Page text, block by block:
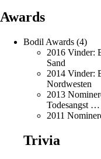
Awards
Bodil Awards (4)
2016 Vinder:
Sand
2014 Vinder:
Nordwesten
2013
Todesangst …
2011
Trivia